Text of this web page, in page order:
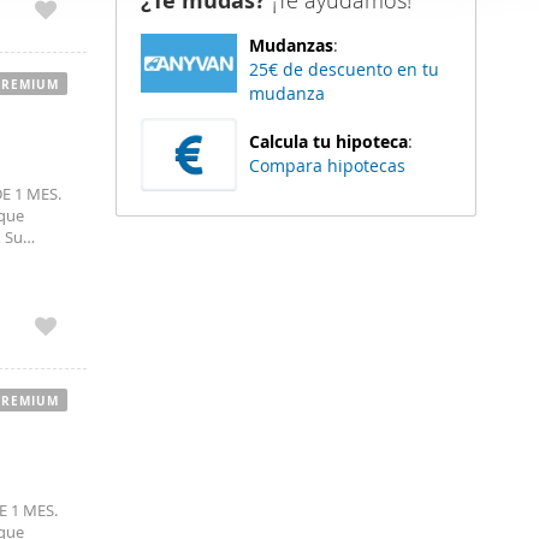
funciones
del
del uso
y
van
1 MES.
cuenta
y
van
1 MES.
Mudanzas:
25€ de descuento en tu
mudanza
Calcula tu hipoteca:
Compara hipotecas